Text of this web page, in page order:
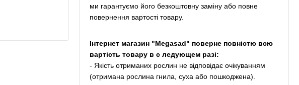
ми гарантуємо його безкоштовну заміну або повне
повернення вартості товару.
Інтернет магазин "Megasad" поверне повністю всю
вартість товару в с ледующем разі:
- Якість отриманих рослин не відповідає очікуванням
(отримана рослина гнила, суха або пошкоджена).